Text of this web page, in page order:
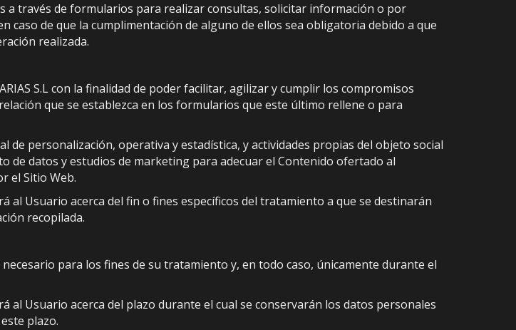
a través de formularios para realizar consultas, solicitar información o por
caso de que la cumplimentación de alguno de ellos sea obligatoria debido a que
realizada.
S.L con la finalidad de poder facilitar, agilizar y cumplir los compromisos
que se establezca en los formularios que este último rellene o para
personalización, operativa y estadística, y actividades propias del objeto social
de datos y estudios de marketing para adecuar el Contenido ofertado al
el Sitio Web.
Usuario acerca del fin o fines específicos del tratamiento a que se destinarán
recopilada.
para los fines de su tratamiento y, en todo caso, únicamente durante el
Usuario acerca del plazo durante el cual se conservarán los datos personales
plazo.